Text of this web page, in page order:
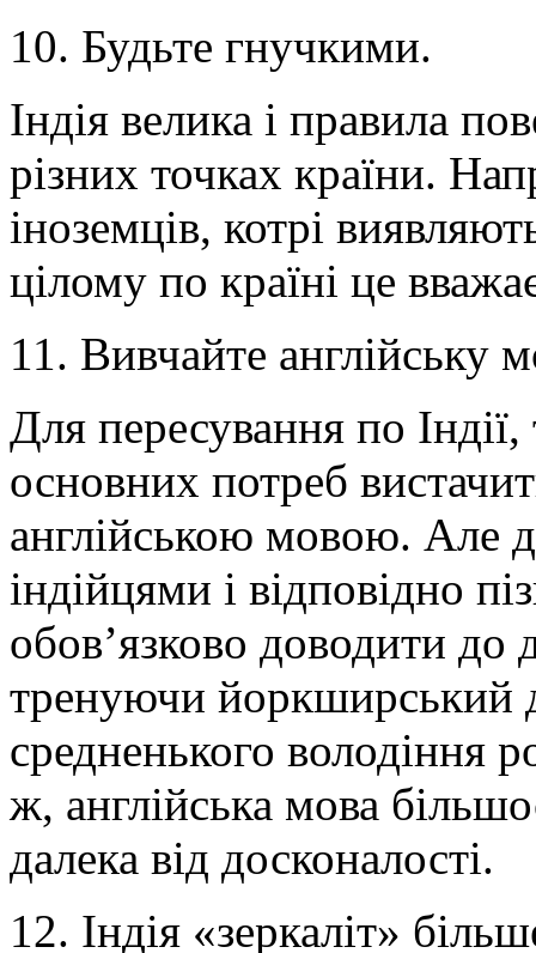
10. Будьте гнучкими.
Індія велика і правила
різних точках країни.
іноземців, котрі
цілому по країні це
11. Вивчайте англійську
Для пересування по Індії,
основних потреб
англійською мовою. Але
індійцями і відповідно
обов’язково доводити до
тренуючи йоркширський
средненького володіння
ж, англійська мова
далека від досконалості.
12. Індія «зеркаліт»